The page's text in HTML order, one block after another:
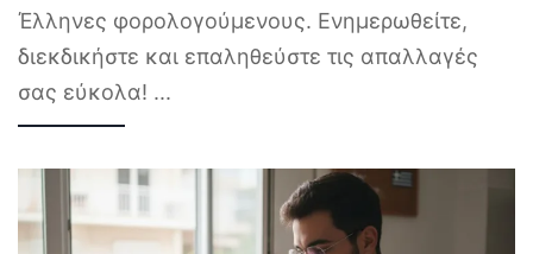
Έλληνες φορολογούμενους. Ενημερωθείτε,
διεκδικήστε και επαληθεύστε τις απαλλαγές
σας εύκολα! ...